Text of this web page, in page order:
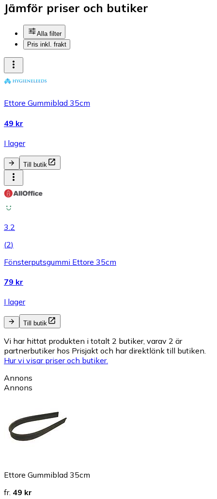
Jämför priser och butiker
Alla filter
Pris inkl. frakt
Ettore Gummiblad 35cm
49 kr
I lager
Till butik
3.2
(2)
Fönsterputsgummi Ettore 35cm
79 kr
I lager
Till butik
Vi har hittat produkten i totalt 2 butiker, varav 2 är
partnerbutiker hos Prisjakt och har direktlänk till butiken.
Hur vi visar priser och butiker.
Annons
Annons
Ettore Gummiblad 35cm
fr. 49 kr